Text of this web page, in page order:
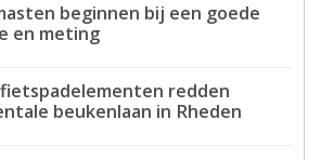
beginnen bij een goede
en meting
redden
beukenlaan in Rheden